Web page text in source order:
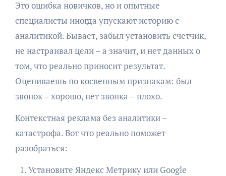
Это ошибка новичков, но и опытные
специалисты иногда упускают историю с
аналитикой. Бывает, забыл установить счетчик,
не настраивал цели – а значит, и нет данных о
том, что реально приносит результат.
Оцениваешь по косвенным признакам: был
звонок – хорошо, нет звонка – плохо.
Контекстная реклама без аналитики –
катастрофа. Вот что реально поможет
разобраться:
Установите Яндекс Метрику или Google